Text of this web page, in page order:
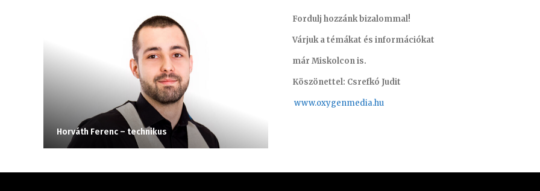
Horváth Ferenc – technikus
Fordulj hozzánk bizalommal!
Várjuk a témákat és információkat
már Miskolcon is.
Köszönettel: Csrefkó Judit
www.oxygenmedia.hu